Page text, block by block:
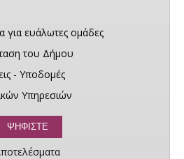
για ευάλωτες ομάδες
του Δήμου
- Υποδομές
Υπηρεσιών